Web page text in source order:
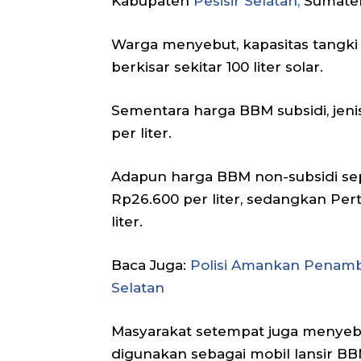
Warga menyebut, kapasitas
berkisar sekitar 100 liter solar.
Sementara harga BBM subsidi,
per liter.
Adapun harga BBM non-subsidi
Rp26.600 per liter, sedangkan
liter.
Baca Juga: Polisi Amankan
Selatan
Masyarakat setempat juga
digunakan sebagai mobil lansir